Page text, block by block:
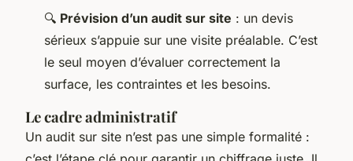
🔍 Prévision d’un audit sur site : un devis
sérieux s’appuie sur une visite préalable. C’est
le seul moyen d’évaluer correctement la
surface, les contraintes et les besoins.
Le cadre administratif
Un audit sur site n’est pas une simple formalité :